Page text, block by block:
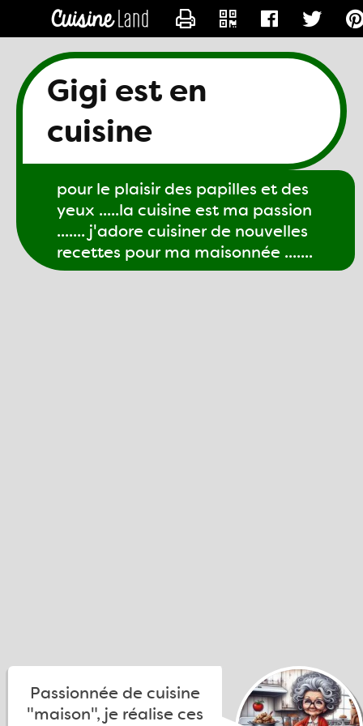
Gigi est en
cuisine
pour le plaisir des papilles et des
yeux .....la cuisine est ma passion
....... j'adore cuisiner de nouvelles
recettes pour ma maisonnée .......
Passionnée de cuisine
"maison", je réalise ces
CONTACTER GIGI61